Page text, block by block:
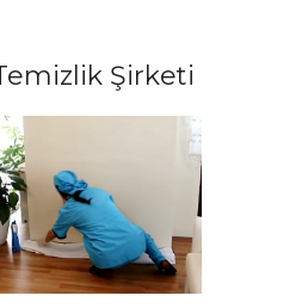
Şirketi